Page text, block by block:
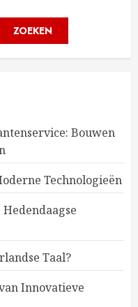
ZOEKEN
Bouwen
Technologieën
Taal?
Innovatieve